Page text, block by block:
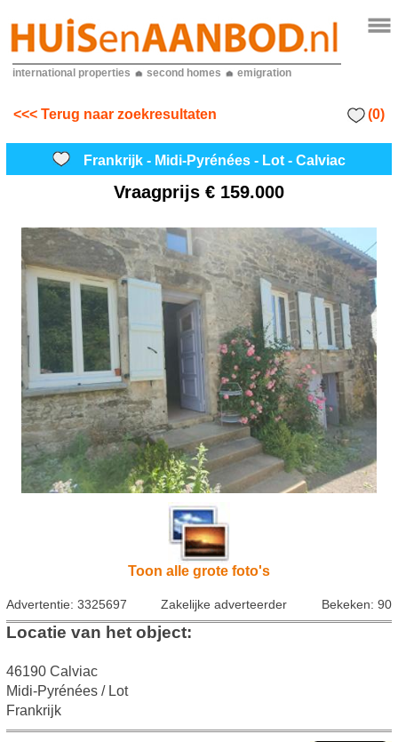
international properties second homes emigration
<<< Terug naar zoekresultaten (0)
Frankrijk - Midi-Pyrénées - Lot - Calviac
Vraagprijs € 159.000
Toon alle grote foto's
Advertentie: 3325697 Zakelijke adverteerder Bekeken: 90
Locatie van het object:
46190 Calviac
Midi-Pyrénées / Lot
Frankrijk